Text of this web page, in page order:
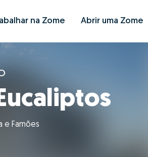
na Zome Abrir uma Zome
e Famões